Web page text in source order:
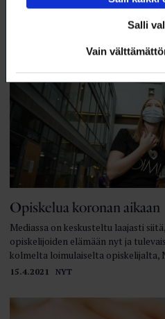
Salli
Vain
15.4.2021 NYT
Opiskelua koronan aikaan
Mediassa on keskusteltu laajasti
opiskelijoiden elämään nyt ja
kolmelta loimulaiselta opiskelijalta,